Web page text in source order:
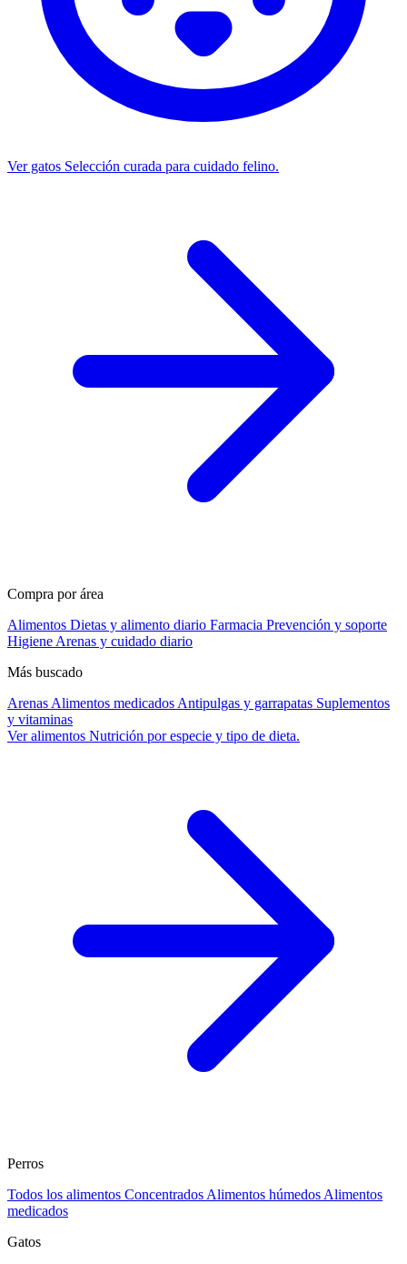
Ver gatos Selección curada para cuidado felino.
Compra por área
Alimentos Dietas y alimento diario Farmacia Prevención y soporte
Higiene Arenas y cuidado diario
Más buscado
Arenas Alimentos medicados Antipulgas y garrapatas Suplementos
y vitaminas
Ver alimentos Nutrición por especie y tipo de dieta.
Perros
Todos los alimentos Concentrados Alimentos húmedos Alimentos
medicados
Gatos